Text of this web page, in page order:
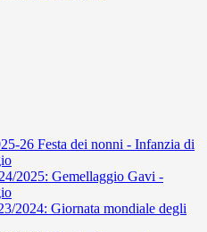
26 Festa dei nonni - Infanzia di
2025: Gemellaggio Gavi -
2024: Giornata mondiale degli